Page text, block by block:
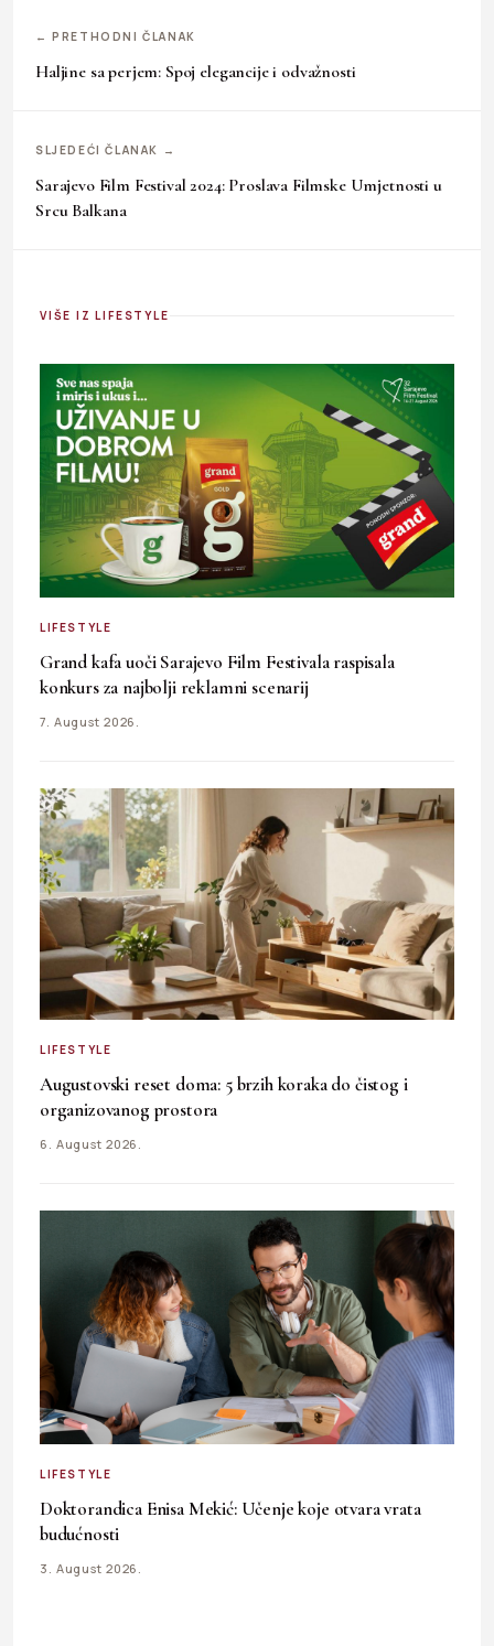
← PRETHODNI ČLANAK
Haljine sa perjem: Spoj elegancije i odvažnosti
SLJEDEĆI ČLANAK →
Sarajevo Film Festival 2024: Proslava Filmske Umjetnosti u
Srcu Balkana
VIŠE IZ LIFESTYLE
LIFESTYLE
Grand kafa uoči Sarajevo Film Festivala raspisala
konkurs za najbolji reklamni scenarij
7. August 2026.
LIFESTYLE
Augustovski reset doma: 5 brzih koraka do čistog i
organizovanog prostora
6. August 2026.
LIFESTYLE
Doktorandica Enisa Mekić: Učenje koje otvara vrata
budućnosti
3. August 2026.